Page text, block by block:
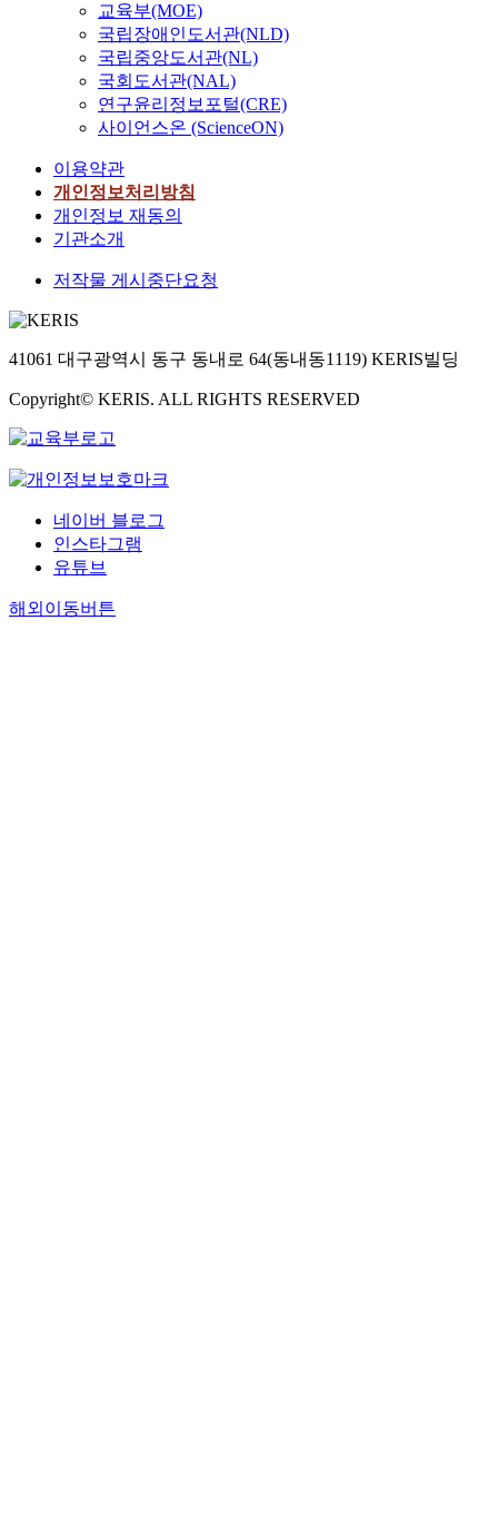
교육부(MOE)
국립장애인도서관(NLD)
국립중앙도서관(NL)
국회도서관(NAL)
연구윤리정보포털(CRE)
사이언스온 (ScienceON)
이용약관
개인정보처리방침
개인정보 재동의
기관소개
저작물 게시중단요청
41061 대구광역시 동구 동내로 64(동내동1119) KERIS빌딩
Copyright© KERIS. ALL RIGHTS RESERVED
네이버 블로그
인스타그램
유튜브
해외이동버튼